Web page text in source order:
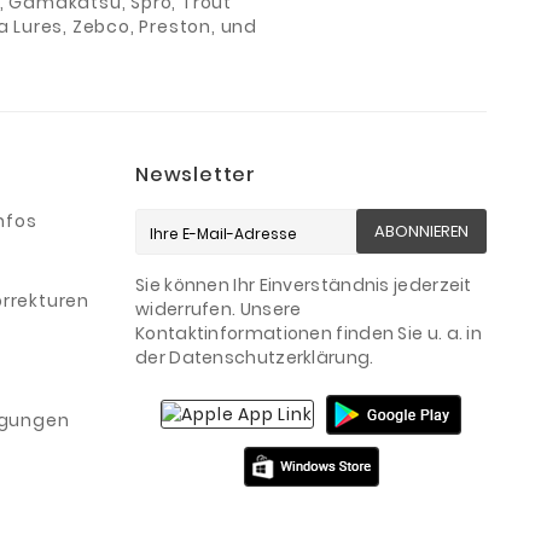
Lures, Zebco, Preston, und
Newsletter
ABONNIEREN
Sie können Ihr Einverständnis jederzeit
widerrufen. Unsere
Kontaktinformationen finden Sie u. a. in
der Datenschutzerklärung.